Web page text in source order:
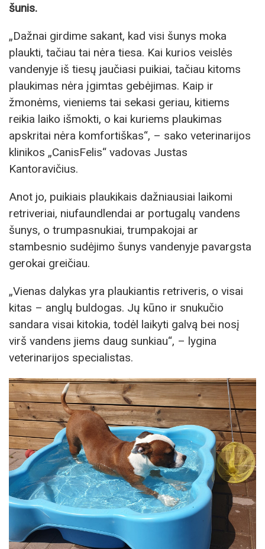
šunis.
„Dažnai girdime sakant, kad visi šunys moka
plaukti, tačiau tai nėra tiesa. Kai kurios veislės
vandenyje iš tiesų jaučiasi puikiai, tačiau kitoms
plaukimas nėra įgimtas gebėjimas. Kaip ir
žmonėms, vieniems tai sekasi geriau, kitiems
reikia laiko išmokti, o kai kuriems plaukimas
apskritai nėra komfortiškas“, – sako veterinarijos
klinikos „CanisFelis“ vadovas Justas
Kantoravičius.
Anot jo, puikiais plaukikais dažniausiai laikomi
retriveriai, niufaundlendai ar portugalų vandens
šunys, o trumpasnukiai, trumpakojai ar
stambesnio sudėjimo šunys vandenyje pavargsta
gerokai greičiau.
„Vienas dalykas yra plaukiantis retriveris, o visai
kitas – anglų buldogas. Jų kūno ir snukučio
sandara visai kitokia, todėl laikyti galvą bei nosį
virš vandens jiems daug sunkiau“, – lygina
veterinarijos specialistas.